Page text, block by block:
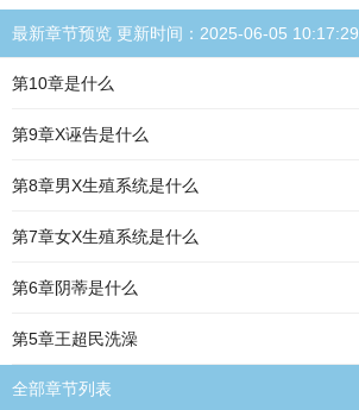
最新章节预览 更新时间：2025-06-05 10:17:29
第10章是什么
第9章X诬告是什么
第8章男X生殖系统是什么
第7章女X生殖系统是什么
第6章阴蒂是什么
第5章王超民洗澡
全部章节列表